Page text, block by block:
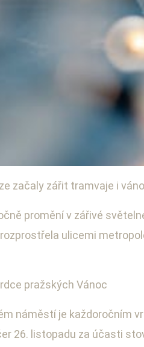
začaly zářit tramvaje i
promění v zářivé
ulicemi
pražských Vánoc
náměstí je každoročním
26. listopadu za účasti